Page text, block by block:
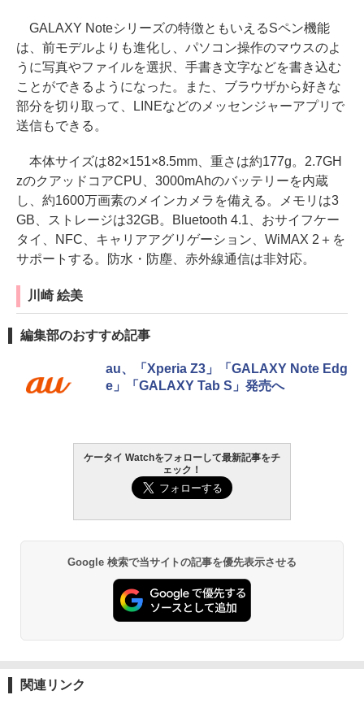
GALAXY Noteシリーズの特徴ともいえるSペン機能
は、前モデルよりも進化し、パソコン操作のマウスのよ
うに写真やファイルを選択、手書き文字などを書き込む
ことができるようになった。また、ブラウザから好きな
部分を切り取って、LINEなどのメッセンジャーアプリで
送信もできる。
本体サイズは82×151×8.5mm、重さは約177g。2.7GH
zのクアッドコアCPU、3000mAhのバッテリーを内蔵
し、約1600万画素のメインカメラを備える。メモリは3
GB、ストレージは32GB。Bluetooth 4.1、おサイフケー
タイ、NFC、キャリアアグリゲーション、WiMAX 2＋を
サポートする。防水・防塵、赤外線通信は非対応。
川崎 絵美
編集部のおすすめ記事
au、「Xperia Z3」「GALAXY Note Edg
e」「GALAXY Tab S」発売へ
ケータイ Watchをフォローして最新記事をチ
ェック！
Google 検索で当サイトの記事を優先表示させる
関連リンク